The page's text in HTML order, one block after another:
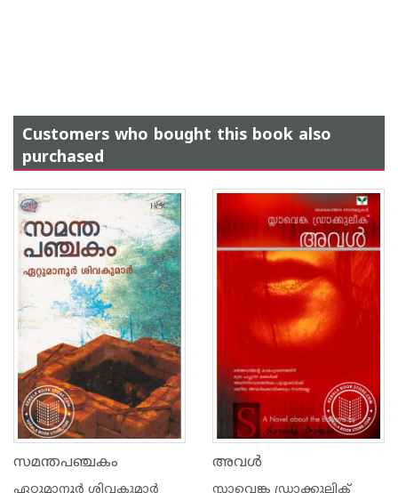
Customers who bought this book also
purchased
സമന്തപഞ്ചകം
ഏറ്റുമാനൂര്‍ ശിവകുമാര്‍
അവള്‍
സ്ലാവെങ്ക ഡ്രാക്കുലിക്